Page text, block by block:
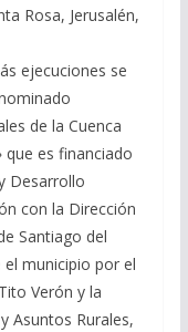
Rosa, Jerusalén,
ejecuciones se
de la Cuenca
es financiado
Desarrollo
con la Dirección
Santiago del
municipio por el
Verón y la
Asuntos Rurales,